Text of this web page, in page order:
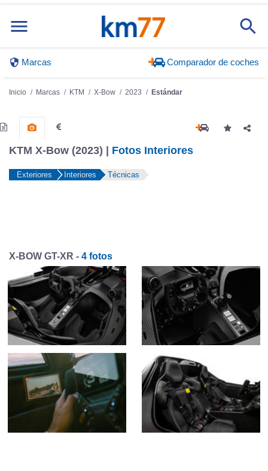
Marcas Comparador de coches
Inicio Marcas KTM X-Bow 2023 Estándar
KTM X-Bow (2023) | Fotos Interiores
Exteriores Interiores Técnicas
X-BOW GT-XR - 4 fotos